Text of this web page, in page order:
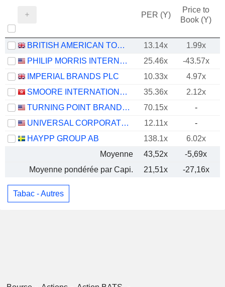
PER (Y)
Price to
Book (Y)
BRITISH AMERICAN TOBACCO P.L.C. 13.14x
1.99x
PHILIP MORRIS INTERNATIONAL, INC.
25.46x -43.57x
IMPERIAL BRANDS PLC
10.33x
4.97x
SMOORE INTERNATIONAL HOLDINGS LIMITED
35.36x
2.12x
TURNING POINT BRANDS, INC.
70.15x
-
UNIVERSAL CORPORATION
12.11x
-
HAYPP GROUP AB
138.1x
6.02x
Moyenne
43,52x
-5,69x
Moyenne pondérée par Capi.
21,51x -27,16x
Tabac - Autres